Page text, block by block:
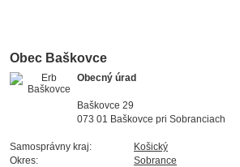
Obec Baškovce
Obecný úrad
Baškovce 29
073 01 Baškovce pri Sobranciach
Samosprávny kraj:
Košický
Okres:
Sobrance